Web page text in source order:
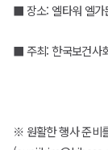
■ 장소: 엘타워 엘가
■ 주최: 한국보건사
※ 원활한 행사 준비